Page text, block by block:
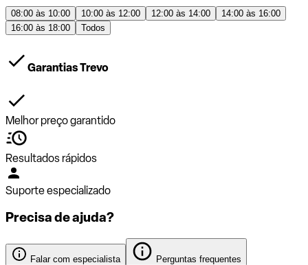
08:00 às 10:00 10:00 às 12:00 12:00 às 14:00
14:00 às 16:00
16:00 às 18:00
Todos
Garantias Trevo
Melhor preço garantido
Resultados rápidos
Suporte especializado
Precisa de ajuda?
Falar com especialista Perguntas frequentes